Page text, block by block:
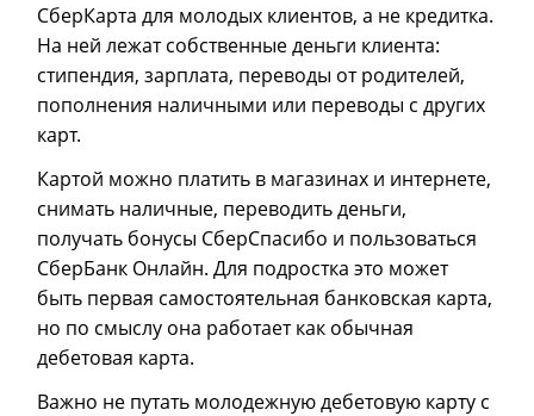
СберКарта для молодых клиентов, а не кредитка.
На ней лежат собственные деньги клиента:
стипендия, зарплата, переводы от родителей,
пополнения наличными или переводы с других
карт.
Картой можно платить в магазинах и интернете,
снимать наличные, переводить деньги,
получать бонусы СберСпасибо и пользоваться
СберБанк Онлайн. Для подростка это может
быть первая самостоятельная банковская карта,
но по смыслу она работает как обычная
дебетовая карта.
Важно не путать молодежную дебетовую карту с